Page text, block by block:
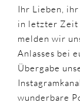
Ihr Lieben,
in letzter Zeit
melden wir
Anlasses bei
Übergabe
wunderbare